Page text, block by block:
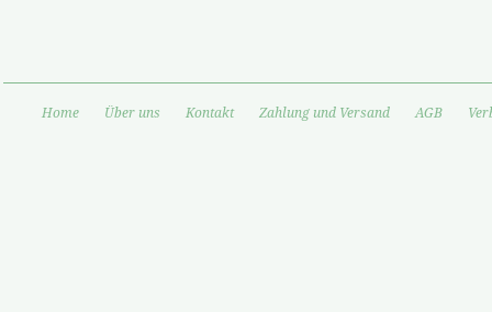
Home Über uns Kontakt Zahlung und Versand AGB